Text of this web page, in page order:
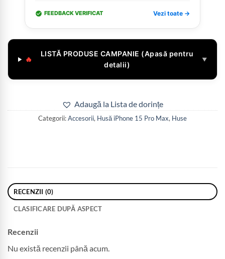
FEEDBACK VERIFICAT Vezi toate →
🔥
LISTĂ PRODUSE CAMPANIE (Apasă pentru
detalii)
▼
Adaugă la Lista de dorințe
Categorii:Accesorii, Husă iPhone 15 Pro Max, Huse
RECENZII (0)
CLASIFICARE DUPĂ ASPECT
Recenzii
Nu există recenzii până acum.